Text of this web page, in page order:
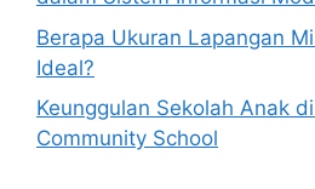
Berapa Ukuran Lapangan
Ideal?
Keunggulan Sekolah Anak
Community School